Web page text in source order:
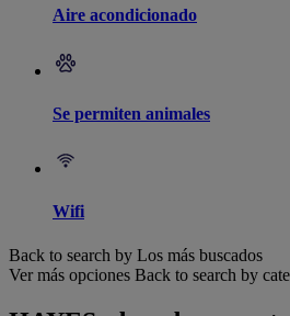
Aire acondicionado
Se permiten animales
Wifi
Back to search by Los más buscados
Ver más opciones Back to search by